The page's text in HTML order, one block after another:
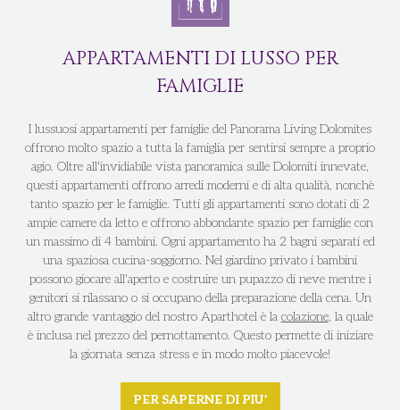
APPARTAMENTI DI LUSSO PER
FAMIGLIE
I lussuosi appartamenti per famiglie del Panorama Living Dolomites
offrono molto spazio a tutta la famiglia per sentirsi sempre a proprio
agio. Oltre all'invidiabile vista panoramica sulle Dolomiti innevate,
questi appartamenti offrono arredi moderni e di alta qualità, nonchè
tanto spazio per le famiglie. Tutti gli appartamenti sono dotati di 2
ampie camere da letto e offrono abbondante spazio per famiglie con
un massimo di 4 bambini. Ogni appartamento ha 2 bagni separati ed
una spaziosa cucina-soggiorno. Nel giardino privato i bambini
possono giocare all'aperto e costruire un pupazzo di neve mentre i
genitori si rilassano o si occupano della preparazione della cena. Un
altro grande vantaggio del nostro Aparthotel è la colazione, la quale
è inclusa nel prezzo del pernottamento. Questo permette di iniziare
la giornata senza stress e in modo molto piacevole!
PER SAPERNE DI PIU’